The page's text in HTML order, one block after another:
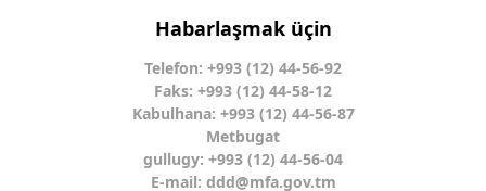
Habarlaşmak üçin
Telefon: +993 (12) 44-56-92
Faks: +993 (12) 44-58-12
Kabulhana: +993 (12) 44-56-87
Metbugat
gullugy: +993 (12) 44-56-04
E-mail: ddd@mfa.gov.tm